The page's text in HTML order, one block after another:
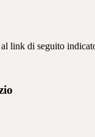
link di seguito